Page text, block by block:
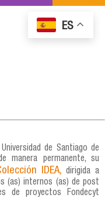
de Santiago de
manera permanente, su
IDEA, dirigida a
(as) internos (as) de post
de proyectos Fondecyt
ES